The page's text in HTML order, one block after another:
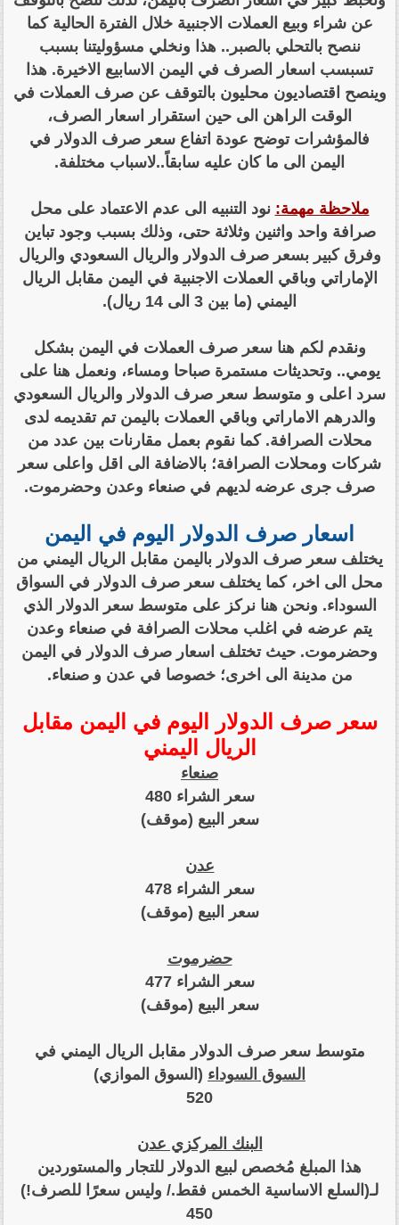
عن شراء وبيع العملات الاجنبية خلال الفترة الحالية كما
ننصح بالتحلي بالصبر.. هذا ونخلي مسؤوليتنا بسبب
تسبسب اسعار الصرف في اليمن الاسابيع الاخيرة. هذا
وينصح اقتصاديون محليون بالتوقف عن صرف العملات في
الوقت الراهن الى حين استقرار اسعار الصرف،
فالمؤشرات توضح عودة اتفاع سعر صرف الدولار في
اليمن الى ما كان عليه سابقاً..لاسباب مختلفة.
ملاحظة مهمة: نود التنبيه الى عدم الاعتماد على محل
صرافة واحد واثنين وثلاثة حتى، وذلك بسبب وجود تباين
وفرق كبير بسعر صرف الدولار والريال السعودي والريال
الإماراتي وباقي العملات الاجنبية في اليمن مقابل الريال
اليمني (ما بين 3 الى 14 ريال).
ونقدم لكم هنا سعر صرف العملات في اليمن بشكل
يومي.. وتحديثات مستمرة صباحا ومساء، ونعمل هنا على
سرد اعلى و متوسط سعر صرف الدولار والريال السعودي
والدرهم الاماراتي وباقي العملات باليمن تم تقديمه لدى
محلات الصرافة. كما نقوم بعمل مقارنات بين عدد من
شركات ومحلات الصرافة؛ بالاضافة الى اقل واعلى سعر
صرف جرى عرضه لديهم في صنعاء وعدن وحضرموت.
اسعار صرف الدولار اليوم في اليمن
يختلف سعر صرف الدولار باليمن مقابل الريال اليمني من
محل الى اخر، كما يختلف سعر صرف الدولار في السواق
السوداء. ونحن هنا نركز على متوسط سعر الدولار الذي
يتم عرضه في اغلب محلات الصرافة في صنعاء وعدن
وحضرموت. حيث تختلف اسعار صرف الدولار في اليمن
من مدينة الى اخرى؛ خصوصا في عدن و صنعاء.
سعر صرف الدولار اليوم في اليمن مقابل
الريال اليمني
صنعاء
سعر الشراء 480
سعر البيع (موقف)
عدن
سعر الشراء 478
سعر البيع (موقف)
حضرموت
سعر الشراء 477
سعر البيع (موقف)
متوسط سعر صرف الدولار مقابل الريال اليمني في
السوق السوداء (السوق الموازي)
520
البنك المركزي عدن
هذا المبلغ مُخصص لبيع الدولار للتجار والمستوردين
لـ(السلع الاساسية الخمس فقط./ وليس سعرًا للصرف!)
450